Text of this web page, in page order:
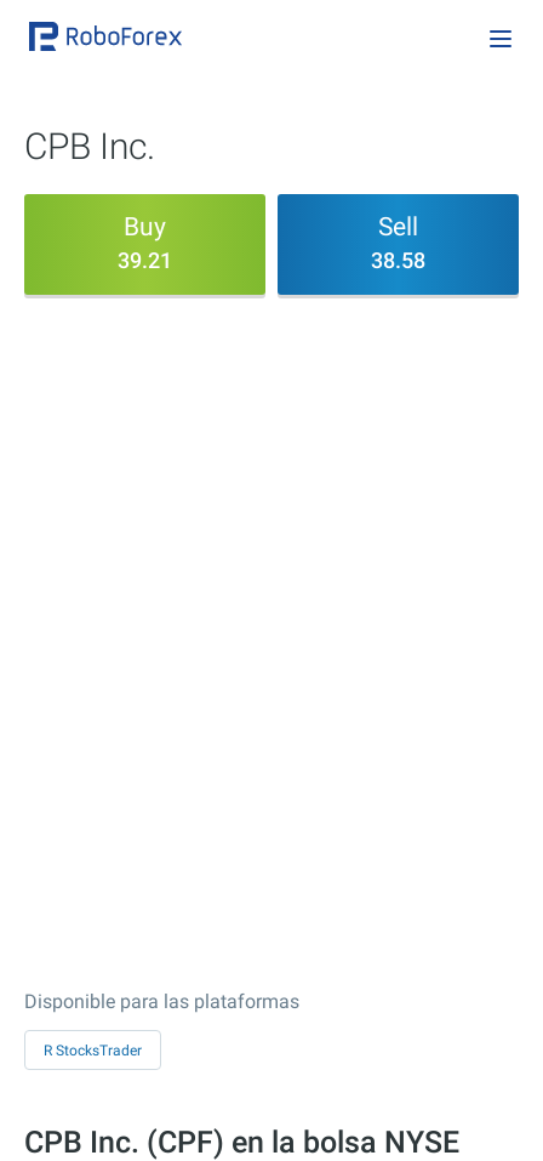
CPB Inc.
Buy
39.21
Sell
38.58
Disponible para las plataformas
R StocksTrader
CPB Inc. (CPF) en la bolsa NYSE